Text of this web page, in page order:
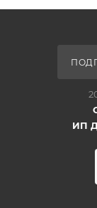
ИП